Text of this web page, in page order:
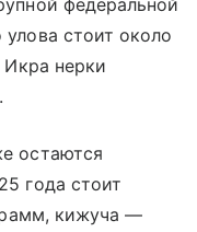
федеральной
стоит около
Икра нерки
остаются
года стоит
кижуча —